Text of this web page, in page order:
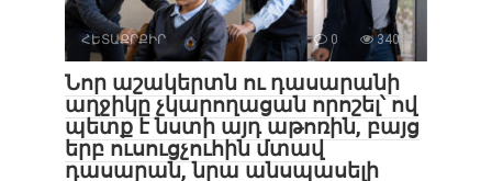
ՀԵՏԱՔՐՔԻՐ 0 340
Նոր աշակերտն ու դասարանի
աղջիկը չկարողացան որոշել՝ ով
պետք է նստի այդ աթոռին, բայց
երբ ուսուցչուհին մտավ
դասարան, նրա անսպասելի